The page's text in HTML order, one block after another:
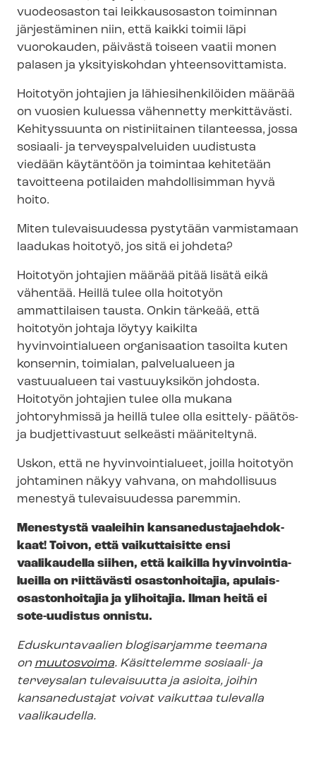
vuodeosaston tai leikkausosaston toiminnan
järjestäminen niin, että kaikki toimii läpi
vuorokauden, päivästä toiseen vaatii monen
palasen ja yksityiskohdan yh­teen­so­vit­ta­mis­ta.
Hoitotyön johtajien ja lä­hie­si­hen­ki­löi­den määrää
on vuosien kuluessa vähennetty merkittävästi.
Kehityssuunta on ristiriitainen tilanteessa, jossa
sosiaali- ja ter­veys­pal­ve­lui­den uudistusta
viedään käytäntöön ja toimintaa kehitetään
tavoitteena potilaiden mahdollisimman hyvä
hoito.
Miten tulevaisuudessa pystytään varmistamaan
laadukas hoitotyö, jos sitä ei johdeta?
Hoitotyön johtajien määrää pitää lisätä eikä
vähentää. Heillä tulee olla hoitotyön
ammattilaisen tausta. Onkin tärkeää, että
hoitotyön johtaja löytyy kaikilta
hyvinvointialueen organisaation tasoilta kuten
konsernin, toimialan, palvelualueen ja
vastuualueen tai vastuuyksikön johdosta.
Hoitotyön johtajien tulee olla mukana
johtoryhmissä ja heillä tulee olla esittely- päätös-
ja budjettivastuut selkeästi määriteltynä.
Uskon, että ne hyvinvointialueet, joilla hoitotyön
johtaminen näkyy vahvana, on mahdollisuus
menestyä tulevaisuudessa paremmin.
Menestystä vaaleihin kan­san­edus­ta­jaeh­dok­
kaat! Toivon, että vaikuttaisitte ensi
vaalikaudella siihen, että kaikilla hy­vin­voin­tia­
lueil­la on riittävästi osastonhoitajia, apu­lais­
osas­ton­hoi­ta­jia ja ylihoitajia. Ilman heitä ei
sote-uudistus onnistu.
Eduskuntavaalien blogisarjamme teemana
on muutosvoima. Käsittelemme sosiaali- ja
terveysalan tulevaisuutta ja asioita, joihin
kansanedustajat voivat vaikuttaa tulevalla
vaalikaudella.